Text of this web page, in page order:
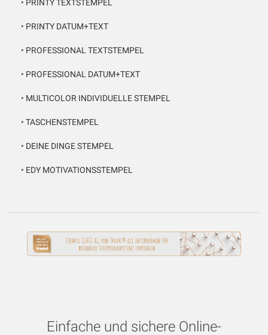
• PRINTY TEXTSTEMPEL
• PRINTY DATUM+TEXT
• PROFESSIONAL TEXTSTEMPEL
• PROFESSIONAL DATUM+TEXT
• MULTICOLOR INDIVIDUELLE STEMPEL
• TASCHENSTEMPEL
• DEINE DINGE STEMPEL
• EDY MOTIVATIONSSTEMPEL
Einfache und sichere Online-